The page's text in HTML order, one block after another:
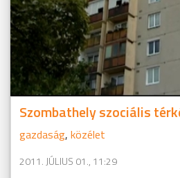
Szombathely szociális
gazdaság, közélet
2011. JÚLIUS 01., 11:29